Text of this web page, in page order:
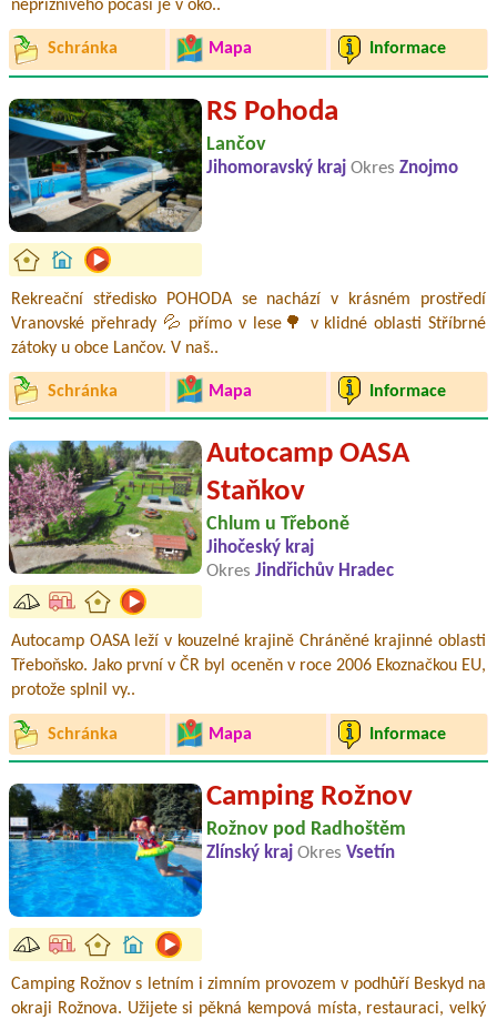
nepříznivého počasí je v oko..
Schránka Mapa Informace
RS Pohoda
Lančov
Jihomoravský kraj Okres Znojmo
Rekreační středisko POHODA se nachází v krásném prostředí
Vranovské přehrady 💦 přímo v lese🌳 v klidné oblasti Stříbrné
zátoky u obce Lančov. V naš..
Schránka Mapa Informace
Autocamp OASA
Staňkov
Chlum u Třeboně
Jihočeský kraj
Okres Jindřichův Hradec
Autocamp OASA leží v kouzelné krajině Chráněné krajinné oblasti
Třeboňsko. Jako první v ČR byl oceněn v roce 2006 Ekoznačkou EU,
protože splnil vy..
Schránka Mapa Informace
Camping Rožnov
Rožnov pod Radhoštěm
Zlínský kraj Okres Vsetín
Camping Rožnov s letním i zimním provozem v podhůří Beskyd na
okraji Rožnova. Užijete si pěkná kempová místa, restauraci, velký